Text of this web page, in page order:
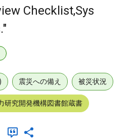
Checklist,Sys
震災への備え 被災状況
研究開発機構図書館蔵書